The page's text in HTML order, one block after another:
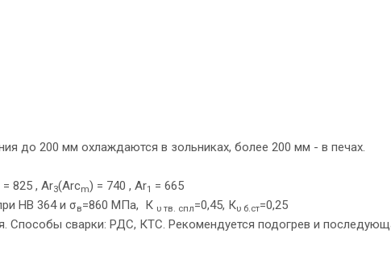
до 200 мм охлаждаются в зольниках, более 200 мм - в печах.
= 825 , Ar3(Arcm) = 740 , Ar1 = 665
HB 364 и σв=860 МПа, К υ тв. спл=0,45, Кυ б.ст=0,25
Способы сварки: РДС, КТС. Рекомендуется подогрев и